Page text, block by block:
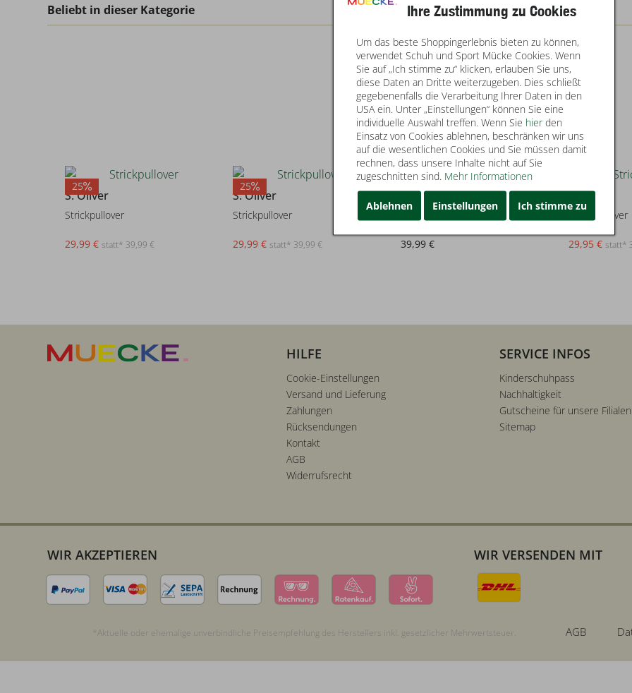
Beliebt in dieser Kategorie
25
S. Oliver
Strickpullover
29,99 € statt* 39,99 €
25
S. Oliver
Strickpullover
29,99 € statt* 39,99 €
S. Oliver
39,99 €
S. Oliver
Strickpullover
29,95 € statt*
HILFE
Cookie-Einstellungen
Versand und Lieferung
Zahlungen
Rücksendungen
Kontakt
AGB
Widerrufsrecht
SERVICE INFOS
Kinderschuhpass
Nachhaltigkeit
Gutscheine für unsere Filialen
Sitemap
WIR AKZEPTIEREN WIR VERSENDEN MIT
AGB
*Aktuelle oder ehemalige unverbindliche Preisempfehlung des Herstellers inkl. gesetzlicher Mehrwertsteuer.
Ihre Zustimmung zu Cookies
Um das beste Shoppingerlebnis bieten zu können,
verwendet Schuh und Sport Mücke Cookies. Wenn
Sie auf „Ich stimme zu“ klicken, erlauben Sie uns,
diese Daten an Dritte weiterzugeben. Dies schließt
gegebenenfalls die Verarbeitung Ihrer Daten in den
USA ein. Unter „Einstellungen“ können Sie eine
individuelle Auswahl treffen. Wenn Sie hierden
Einsatz von Cookies ablehnen, beschränken wir uns
auf die wesentlichen Cookies und Sie müssen damit
rechnen, dass unsere Inhalte nicht auf Sie
zugeschnitten sind. Mehr Informationen
Ablehnen Einstellungen Ich stimme zu